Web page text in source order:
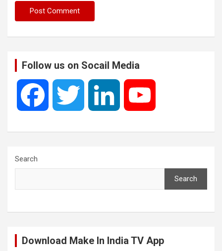
Follow us on Socail Media
e t k T
Search
Search
Download Make In India TV App